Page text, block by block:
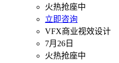
火热抢座中
立即咨询
VFX商业视效设计
7月26日
火热抢座中